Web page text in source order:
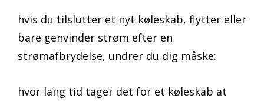
hvis du tilslutter et nyt køleskab, flytter eller
bare genvinder strøm efter en
strømafbrydelse, undrer du dig måske:
hvor lang tid tager det for et køleskab at